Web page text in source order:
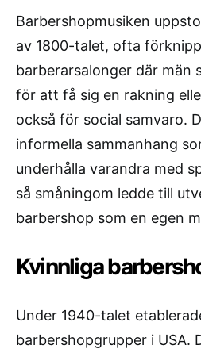
Barbershopmusiken
av 1800-talet, ofta
barberarsalonger där män
för att få sig en rakning
också för social samvaro.
informella sammanhang
underhålla varandra med
så småningom ledde till
barbershop som en egen
Kvinnliga
Under 1940-talet
barbershopgrupper i USA.